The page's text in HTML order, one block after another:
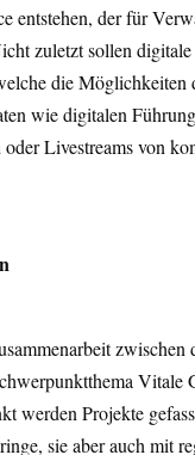
entstehen, der für
zuletzt sollen
die
wie digitalen
Livestreams von
zwischen
Vitale
werden Projekte
sie aber auch mit